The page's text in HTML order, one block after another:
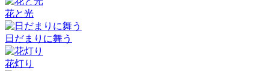
花と光
日だまりに舞う
花灯り